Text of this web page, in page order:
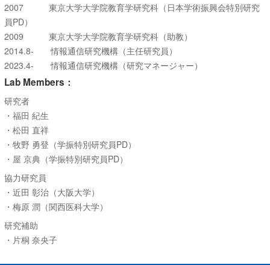
2007 東京大学大学院教育学研究科（日本学術振興会特別研究
員PD）
2009 東京大学大学院教育学研究科（助教）
2014.8- 情報通信研究機構（主任研究員）
2023.4- 情報通信研究機構（研究マネージャー）
Lab Members：
研究者
・福田 紀生
・松田 直祥
・牧野 勇登（学振特別研究員PD）
・屋 京典（学振特別研究員PD）
協力研究員
・近田 彰治（大阪大学）
・梅原 潤（関西医科大学）
研究補助
・片桐 奈央子